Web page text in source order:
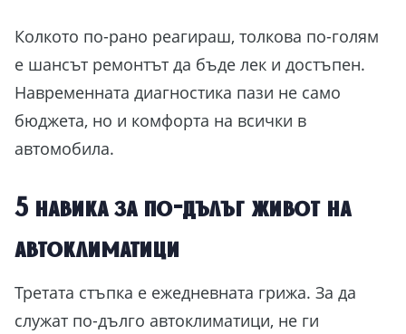
Колкото по-рано реагираш, толкова по-голям
е шансът ремонтът да бъде лек и достъпен.
Навременната диагностика пази не само
бюджета, но и комфорта на всички в
автомобила.
5 навика за по-дълъг живот на
автоклиматици
Третата стъпка е ежедневната грижа. За да
служат по-дълго автоклиматици, не ги